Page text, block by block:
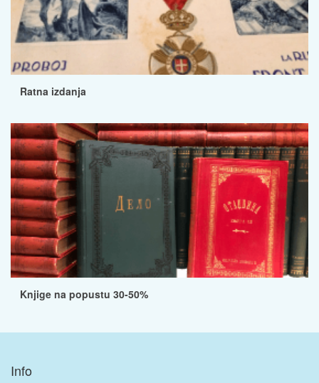
Ratna izdanja
Knjige na popustu 30-50%
Info